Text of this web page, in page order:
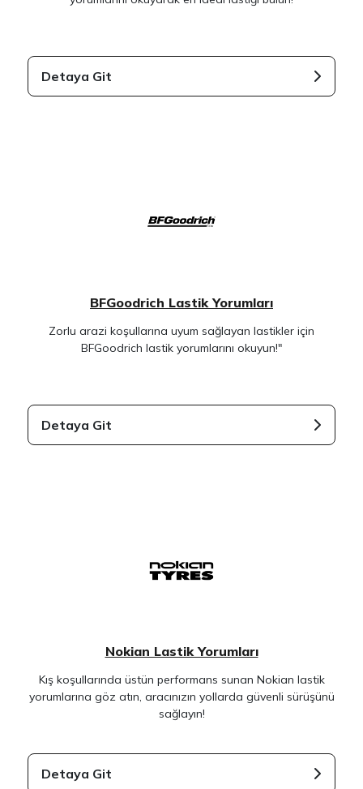
Detaya Git
BFGoodrich Lastik Yorumları
Zorlu arazi koşullarına uyum sağlayan lastikler için
BFGoodrich lastik yorumlarını okuyun!"
Detaya Git
Nokian Lastik Yorumları
Kış koşullarında üstün performans sunan Nokian lastik
yorumlarına göz atın, aracınızın yollarda güvenli sürüşünü
sağlayın!
Detaya Git